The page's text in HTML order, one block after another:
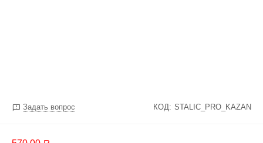
Задать вопрос КОД: STALIC_PRO_KAZAN